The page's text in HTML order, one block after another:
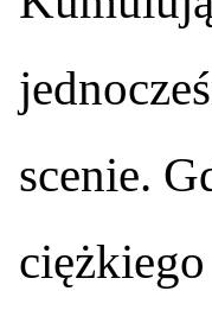
scenie.